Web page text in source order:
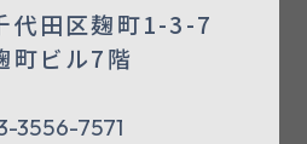
代田区麹町1-3-7
町ビル7階
3556-7571